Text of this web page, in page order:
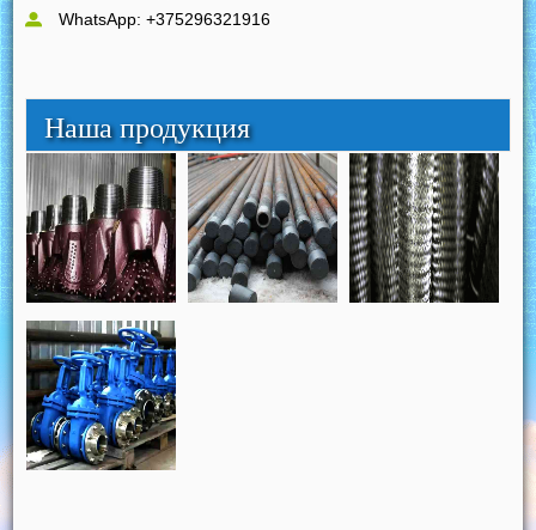
WhatsApp: +375296321916
Наша продукция